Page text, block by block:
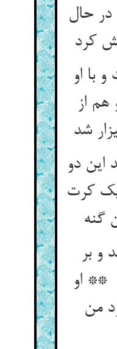
حال
با او
از
این دو
کرت
و بر
** او
من